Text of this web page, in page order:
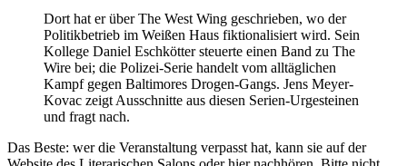
Dort hat er über The West Wing geschrieben, wo der
Politikbetrieb im Weißen Haus fiktionalisiert wird. Sein
Kollege Daniel Eschkötter steuerte einen Band zu The
Wire bei; die Polizei-Serie handelt vom alltäglichen
Kampf gegen Baltimores Drogen-Gangs. Jens Meyer-
Kovac zeigt Ausschnitte aus diesen Serien-Urgesteinen
und fragt nach.
Das Beste: wer die Veranstaltung verpasst hat, kann sie auf der